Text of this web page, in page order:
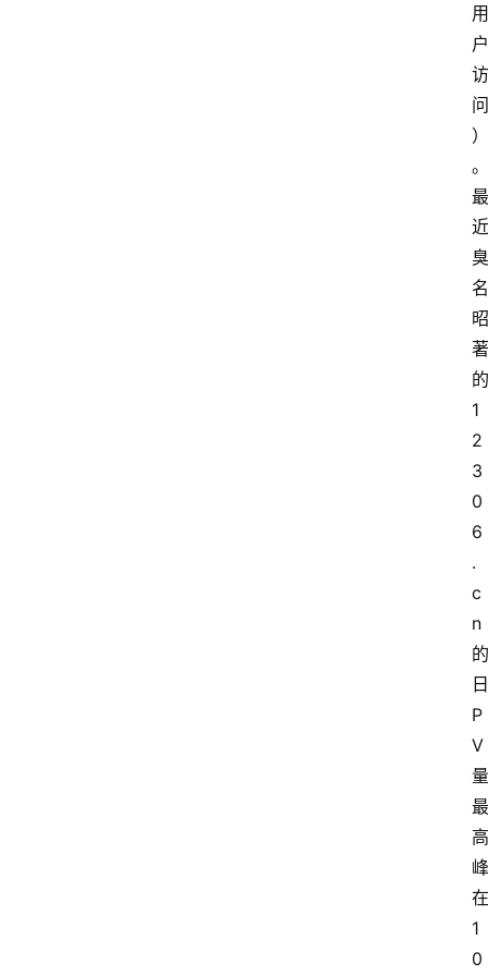
用
户
访
问
）
。
最
近
臭
名
昭
著
的
1
2
3
0
6
.
c
n
的
日
P
V
量
最
高
峰
在
1
0